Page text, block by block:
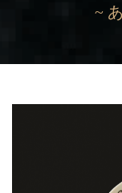
~